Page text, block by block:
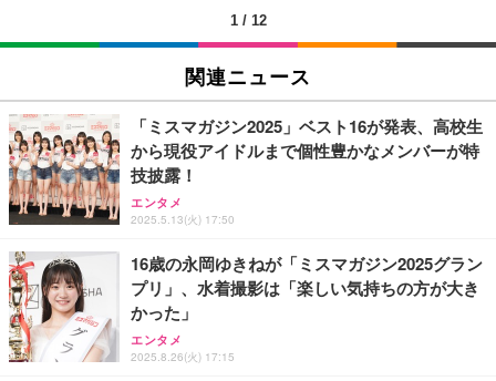
SIHOO B100 オフィスチェア／デスクチェア メッシ
ュチェア 人間工学 疲れない ブラック
￥27,999
Sezlife オフィスチェア デスクチェア 疲れない テレ
ワーク チェア 強化バックレスト 30度ロッキング機
能 人間工学 椅子 腰サポート 90度跳ね上げ式アーム
レスト 3Dヘッドレスト ハンガー付き 高反発クッシ
務用 おしゃれ パソコンチェア (ブラック)
Sezlife オフィスチェア デスクチェア 疲れない テレ
ワーク チェア 強化バックレスト 30度ロッキング機
能 人間工学 椅子 腰サポート 90度跳ね上げ式アーム
レスト 3Dヘッドレスト ハンガー付き 高反発クッシ
￥7,680
EIZO ビジネス向けプレミアムモニター | FlexScan
￥109,572
【純正品】27"ゲーミングモニター DualSense 充電
フック付き（CFI-ZDM1J）
￥49,979
【整備済み品】Dell E2724HS 27インチ 液晶モニタ
ー フルHD（1920×1080）VA 非光沢 HDMI/DisplayP
ort/VGA スピーカー内蔵 高さ調整 スイベル VESA対
応 ComfortView ビジネス向け
￥15,800
Amazonベーシック ペットシーツ 厚型 ワイド 42枚
x2袋(84枚) ホワイト(吸収面:ライトブルー)
￥3,234
ネオ・ルーライフ ネオ・オムツ L 中型犬用 26枚入
り 単品
￥1,800
Smart Basic(スマートベーシック) 【Amazon.co.jp
限定】 Smart Basic アイリスオーヤマ ペットシーツ
超厚型 お徳用 ワイド 100枚入 (x 1) (ケース販売)
￥3,670
1/ 12
関連ニュース
「ミスマガジン2025」ベスト16が発表、高校生
から現役アイドルまで個性豊かなメンバーが特
技披露！
エンタメ
2025.5.13(火) 17:50
16歳の永岡ゆきねが「ミスマガジン2025グラン
プリ」、水着撮影は「楽しい気持ちの方が大き
かった」
エンタメ
2025.8.26(火) 17:15